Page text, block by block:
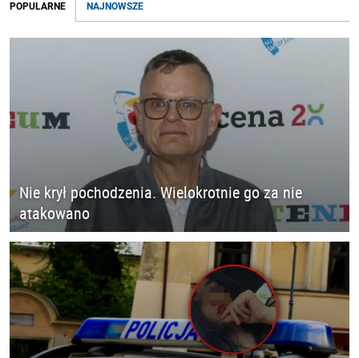
POPULARNE NAJNOWSZE
Nie krył pochodzenia. Wielokrotnie go za nie
atakowano